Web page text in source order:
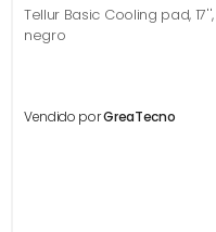
Tellur Basic Cooling pad,
negro
Vendido porGreaTecno